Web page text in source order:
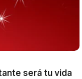
será tu vida